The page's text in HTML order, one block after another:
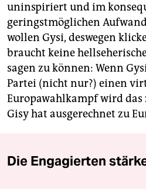
uninspiriert und im
geringstmöglichen
wollen Gysi, deswegen
braucht keine
sagen zu können: Wenn
Partei (nicht nur?) einen
Europawahlkampf wird das
Gisy hat ausgerechnet zu
Die Engagierten